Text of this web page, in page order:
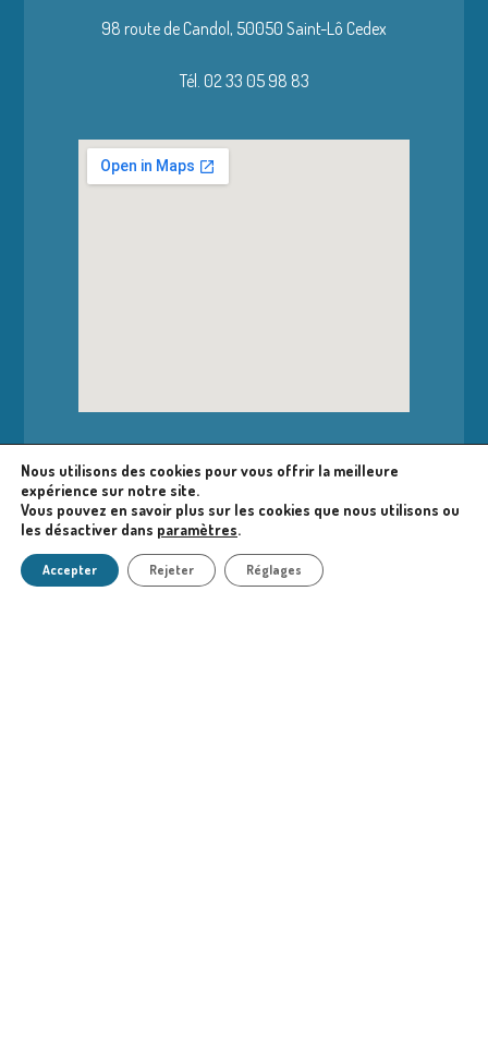
98 route de Candol, 50050 Saint-Lô Cedex
Tél. 02 33 05 98 83
Accéder à la bibliothèque
Nous contacter
Nous utilisons des cookies pour vous offrir la meilleure
expérience sur notre site.
Vous pouvez en savoir plus sur les cookies que nous utilisons ou
les désactiver dans paramètres.
Accepter Rejeter Réglages